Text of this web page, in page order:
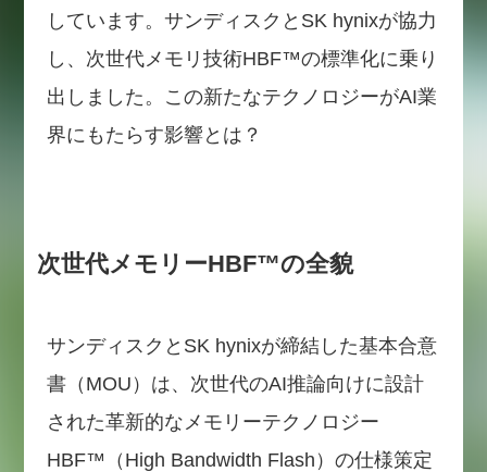
しています。サンディスクとSK hynixが協力
し、次世代メモリ技術HBF™の標準化に乗り
出しました。この新たなテクノロジーがAI業
界にもたらす影響とは？
次世代メモリーHBF™の全貌
サンディスクとSK hynixが締結した基本合意
書（MOU）は、次世代のAI推論向けに設計
された革新的なメモリーテクノロジー
HBF™（High Bandwidth Flash）の仕様策定